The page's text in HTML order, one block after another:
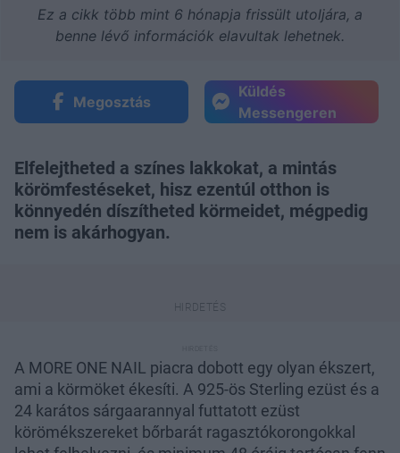
Ez a cikk több mint 6 hónapja frissült utoljára, a
benne lévő információk elavultak lehetnek.
Megosztás
Küldés
Messengeren
Elfelejtheted a színes lakkokat, a mintás
körömfestéseket, hisz ezentúl otthon is
könnyedén díszítheted körmeidet, mégpedig
nem is akárhogyan.
A MORE ONE NAIL piacra dobott egy olyan ékszert,
ami a körmöket ékesíti. A 925-ös Sterling ezüst és a
24 karátos sárgaarannyal futtatott ezüst
körömékszereket bőrbarát ragasztókorongokkal